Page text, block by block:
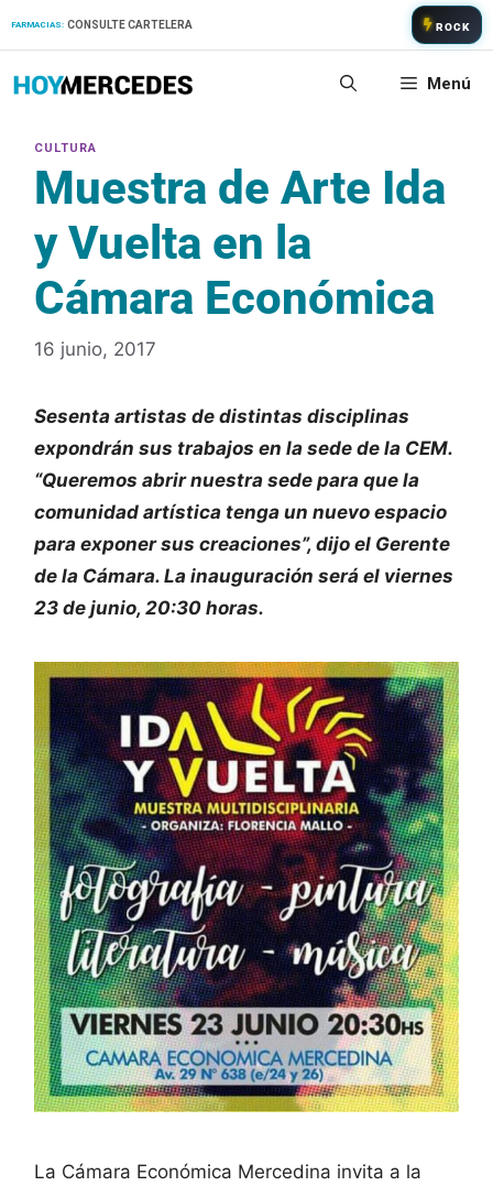
FARMACIAS: CONSULTE CARTELERA ROCK
Menú
Muestra de Arte Ida
y Vuelta en la
Cámara Económica
16 junio, 2017
Sesenta artistas de distintas disciplinas
expondrán sus trabajos en la sede de la CEM.
“Queremos abrir nuestra sede para que la
comunidad artística tenga un nuevo espacio
para exponer sus creaciones”, dijo el Gerente
de la Cámara. La inauguración será el viernes
23 de junio, 20:30 horas.
La Cámara Económica Mercedina invita a la